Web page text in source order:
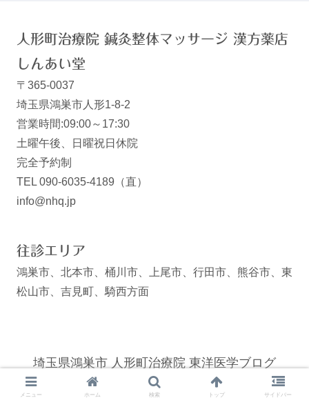
人形町治療院 鍼灸整体マッサージ 漢方薬店
しんあい堂
〒365-0037
埼玉県鴻巣市人形1-8-2
営業時間:09:00～17:30
土曜午後、日曜祝日休院
完全予約制
TEL 090-6035-4189（直）
info@nhq.jp
往診エリア
鴻巣市、北本市、桶川市、上尾市、行田市、熊谷市、東
松山市、吉見町、騎西方面
埼玉県鴻巣市 人形町治療院 東洋医学ブログ
© 2008 埼玉県鴻巣市 人形町治療院 東洋医学ブログ.
メニュー ホーム 検索 トップ サイドバー